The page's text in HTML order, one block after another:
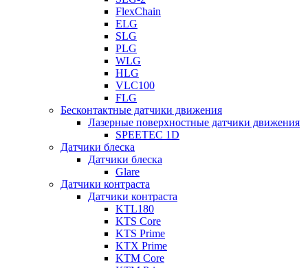
FlexChain
ELG
SLG
PLG
WLG
HLG
VLC100
FLG
Бесконтактные датчики движения
Лазерные поверхностные датчики движения
SPEETEC 1D
Датчики блеска
Датчики блеска
Glare
Датчики контраста
Датчики контраста
KTL180
KTS Core
KTS Prime
KTX Prime
KTM Core